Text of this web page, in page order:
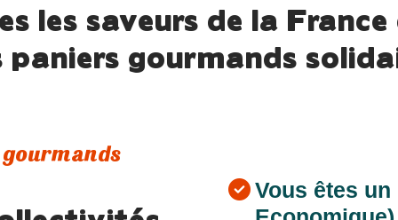
les saveurs de la France
paniers gourmands
Vous êtes